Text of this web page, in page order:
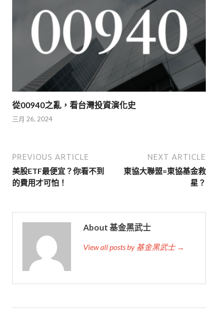
從00940之亂，看台灣投資演化史
三月 26, 2024
PREVIOUS ARTICLE
美股ETF最便宜？你看不到
的費用才可怕！
NEXT ARTICLE
東協大聯盟=東協基金救
星？
About 基金黑武士
View all posts by 基金黑武士 →